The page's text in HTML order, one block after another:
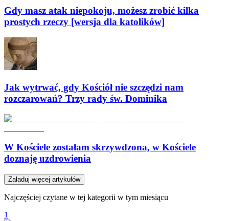
Gdy masz atak niepokoju, możesz zrobić kilka
prostych rzeczy [wersja dla katolików]
Jak wytrwać, gdy Kościół nie szczędzi nam
rozczarowań? Trzy rady św. Dominika
W Kościele zostałam skrzywdzona, w Kościele
doznaję uzdrowienia
Załaduj więcej artykułów
Najczęściej czytane w tej kategorii w tym miesiącu
1